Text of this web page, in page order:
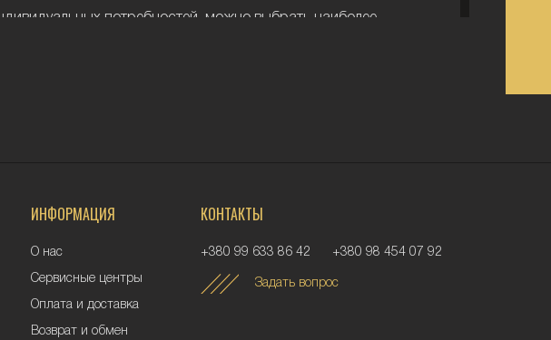
потребностей, можно выбрать наиболее
генерации электроэнергии используется бензин).
электроэнергии используется дизельное
и недостатки разных
генераторов:
ИНФОРМАЦИЯ
О нас
Сервисные центры
Оплата и доставка
Возврат и обмен
КОНТАКТЫ
+380 99 633 86 42 +380 98 454 07 92
Задать вопрос